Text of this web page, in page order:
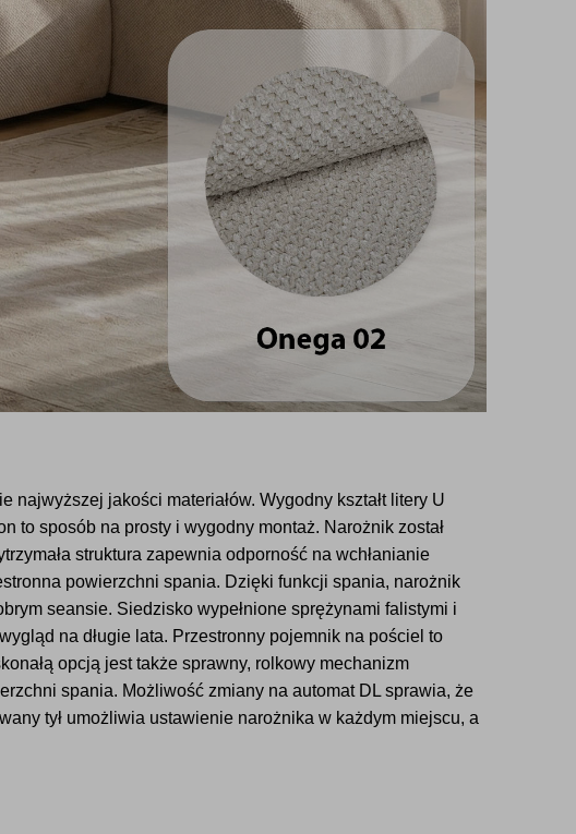
jakości materiałów. Wygodny kształt litery U
to sposób na prosty i wygodny montaż. Narożnik został
struktura zapewnia odporność na wchłanianie
powierzchni spania. Dzięki funkcji spania, narożnik
seansie. Siedzisko wypełnione sprężynami falistymi i
na długie lata. Przestronny pojemnik na pościel to
opcją jest także sprawny, rolkowy mechanizm
spania. Możliwość zmiany na automat DL sprawia, że
tył umożliwia ustawienie narożnika w każdym miejscu, a